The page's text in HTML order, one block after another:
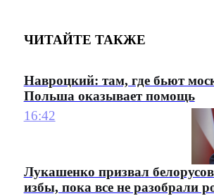
ЧИТАЙТЕ ТАКЖЕ
Навроцкий: там, где бьют
Польша оказывает помощь
16:42
Лукашенко призвал
избы, пока все не разобрали